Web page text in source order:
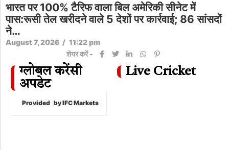
भारत पर 100% टैरिफ वाला बिल अमेरिकी सीनेट में
पास:रूसी तेल खरीदने वाले 5 देशों पर कार्रवाई; 86 सांसदों
ने…
August 7, 2026 / 11:22 pm
शेयर करें -
ग्लोबल करेंसी
अपडेट
Provided by IFC Markets
Live Cricket